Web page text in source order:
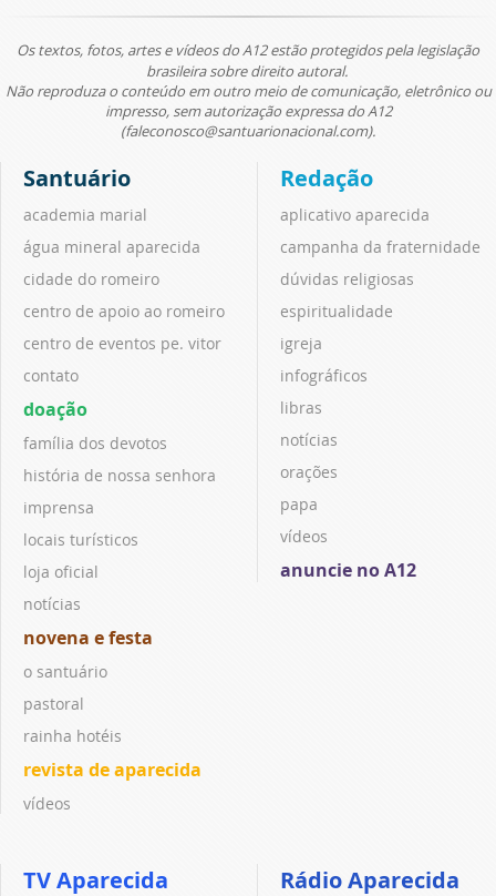
Os textos, fotos, artes e vídeos do A12 estão protegidos pela legislação
brasileira sobre direito autoral.
Não reproduza o conteúdo em outro meio de comunicação, eletrônico ou
impresso, sem autorização expressa do A12
(faleconosco@santuarionacional.com).
Santuário
academia marial
água mineral aparecida
cidade do romeiro
centro de apoio ao romeiro
centro de eventos pe. vitor
contato
doação
família dos devotos
história de nossa senhora
imprensa
locais turísticos
loja oficial
notícias
novena e festa
o santuário
pastoral
rainha hotéis
revista de aparecida
vídeos
Redação
aplicativo aparecida
campanha da fraternidade
dúvidas religiosas
espiritualidade
igreja
infográficos
libras
notícias
orações
papa
vídeos
anuncie no A12
TV Aparecida Rádio Aparecida